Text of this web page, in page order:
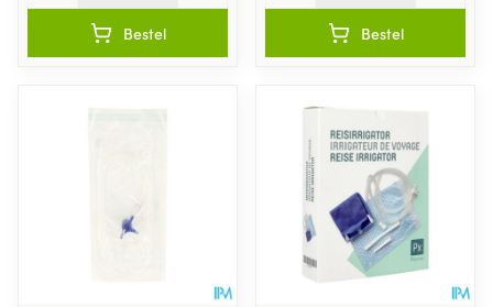
Bestel Bestel